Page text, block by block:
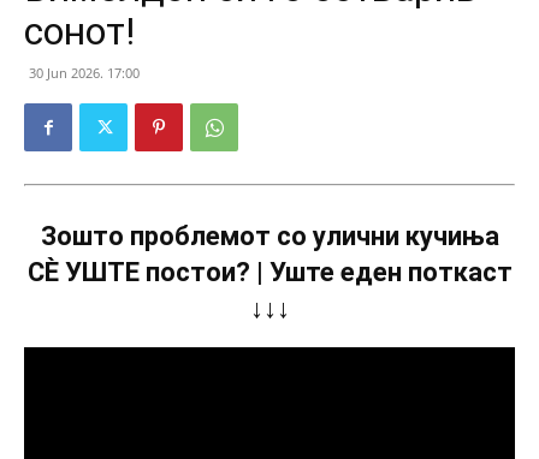
сонот!
30 Jun 2026. 17:00
Зошто проблемот со улични кучиња
СÈ УШТЕ постои? | Уште еден поткаст
↓↓↓